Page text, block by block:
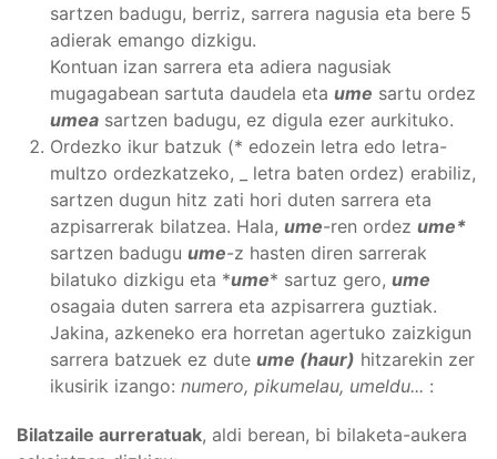
sartzen badugu, berriz, sarrera nagusia eta bere 5
adierak emango dizkigu.
Kontuan izan sarrera eta adiera nagusiak
mugagabean sartuta daudela eta ume sartu ordez
umea sartzen badugu, ez digula ezer aurkituko.
Ordezko ikur batzuk (* edozein letra edo letra-
multzo ordezkatzeko, _ letra baten ordez) erabiliz,
sartzen dugun hitz zati hori duten sarrera eta
azpisarrerak bilatzea. Hala, ume-ren ordez ume*
sartzen badugu ume-z hasten diren sarrerak
bilatuko dizkigu eta *ume* sartuz gero, ume
osagaia duten sarrera eta azpisarrera guztiak.
Jakina, azkeneko era horretan agertuko zaizkigun
sarrera batzuek ez dute ume (haur) hitzarekin zer
ikusirik izango: numero, pikumelau, umeldu... :
Bilatzaile aurreratuak, aldi berean, bi bilaketa-aukera